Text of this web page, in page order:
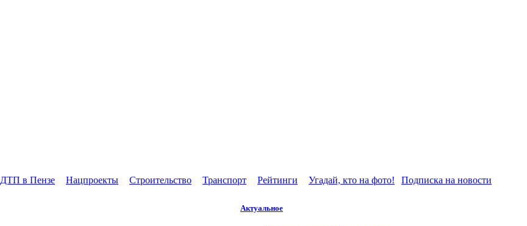
ДТП в Пензе Нацпроекты Строительство Транспорт Рейтинги Угадай, кто на фото! Подписка на новости
Актуальное